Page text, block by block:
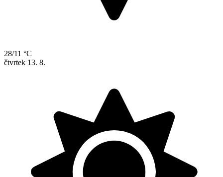
28/11 °C
čtvrtek 13. 8.